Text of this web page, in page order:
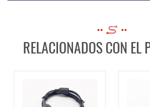
RELACIONADOS CON EL